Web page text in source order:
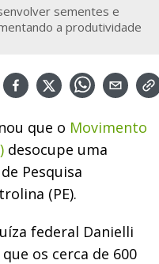
sementes e
a produtividade
que o Movimento
desocupe uma
Pesquisa
(PE).
federal Danielli
os cerca de 600